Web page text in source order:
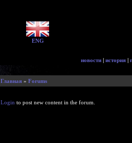
ENG
новости | история |
Главная » Forums
Login to post new content in the forum.